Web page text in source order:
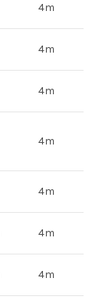
4m
4m
4m
4m
4m
4m
4m